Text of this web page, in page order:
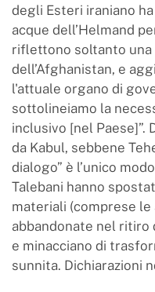
degli Esteri iraniano
acque dell’Helmand
riflettono soltanto una
dell’Afghanistan, e
l'attuale organo di
sottolineiamo la
inclusivo [nel Paese]”.
da Kabul, sebbene
dialogo” è l’unico
Talebani hanno
materiali (comprese
abbandonate nel ritiro
e minacciano di
sunnita. Dichiarazioni